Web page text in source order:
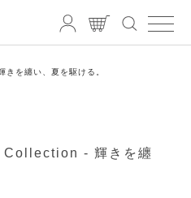
を纏い、夏を駆ける。
- 輝きを纏